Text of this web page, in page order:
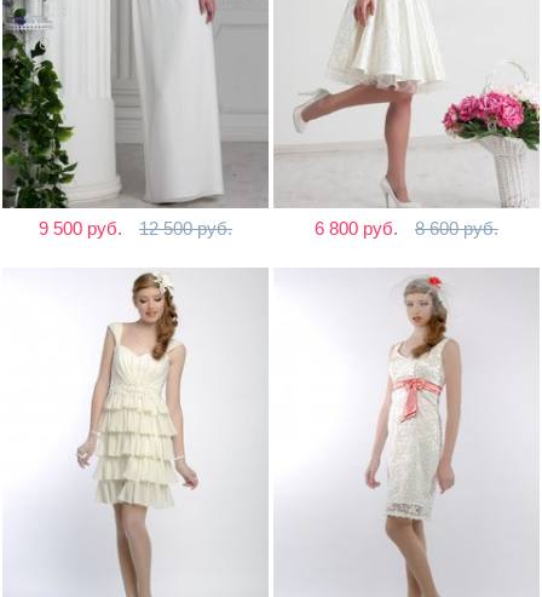
9 500 руб. 12 500 руб. 6 800 руб. 8 600 руб.